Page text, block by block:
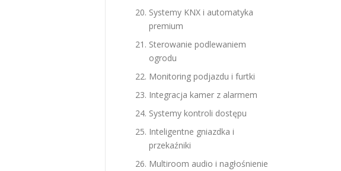
Systemy KNX i automatyka
premium
Sterowanie podlewaniem
ogrodu
Monitoring podjazdu i furtki
Integracja kamer z alarmem
Systemy kontroli dostępu
Inteligentne gniazdka i
przekaźniki
Multiroom audio i nagłośnienie